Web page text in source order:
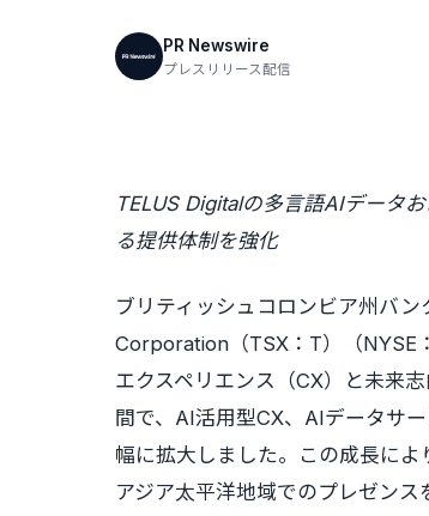
PR Newswire
プレスリリース配信
TELUS Digitalの多言語AIデータ
る提供体制を強化
ブリティッシュコロンビア州バン
Corporation（TSX：T）（NYSE
エクスペリエンス（CX）と未来
間で、AI活用型CX、AIデータサ
幅に拡大しました。この成長に
アジア太平洋地域でのプレゼンス